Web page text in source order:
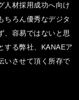
人材採用成功へ向け
ちろん優秀なデジタ
、容易ではないと思
する弊社、KANAEア
いさせて頂く所存で